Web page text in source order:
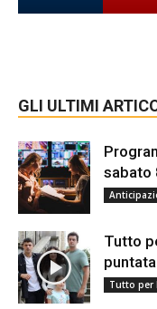
GLI ULTIMI
sabato
Tutto
Tutto per